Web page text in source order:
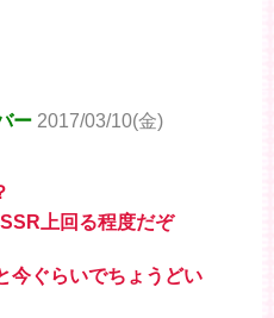
ー 2017/03/10(金)
上回る程度だぞ
今ぐらいでちょうどい